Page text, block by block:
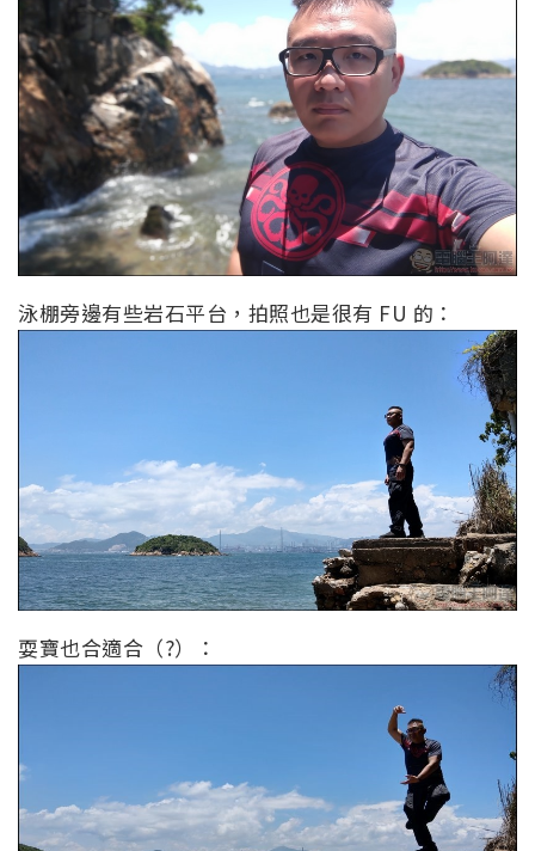
泳棚旁邊有些岩石平台，拍照也是很有 FU 的：
耍寶也合適合（?）：